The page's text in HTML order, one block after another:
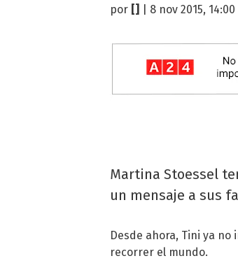
por | 8 nov 2015, 14:00
Martina Stoessel
un mensaje a sus
Desde ahora, Tini ya
recorrer el mundo.